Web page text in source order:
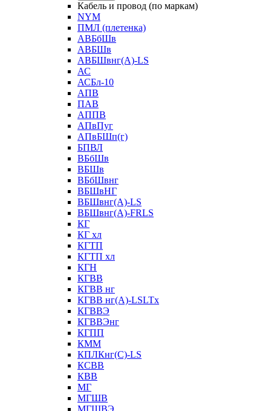
Кабель и провод (по маркам)
NYM
ПМЛ (плетенка)
АВБбШв
АВБШв
АВБШвнг(А)-LS
АС
АСБл-10
АПВ
ПАВ
АППВ
АПвПуг
АПвБШп(г)
БПВЛ
ВБбШв
ВБШв
ВБбШвнг
ВБШвНГ
ВБШвнг(А)-LS
ВБШвнг(А)-FRLS
КГ
КГ хл
КГТП
КГТП хл
КГН
КГВВ
КГВВ нг
КГВВ нг(А)-LSLTx
КГВВЭ
КГВВЭнг
КГПП
КММ
КПЛКнг(C)-LS
КСВВ
КВВ
МГ
МГШВ
МГШВЭ